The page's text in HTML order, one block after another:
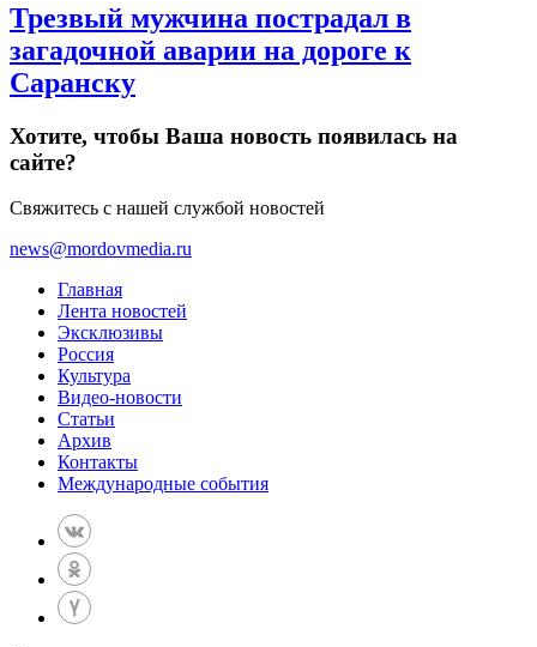
Трезвый мужчина пострадал в
загадочной аварии на дороге к
Саранску
Хотите, чтобы Ваша новость появилась на
сайте?
Свяжитесь с нашей службой новостей
news@mordovmedia.ru
Главная
Лента новостей
Эксклюзивы
Россия
Культура
Видео-новости
Статьи
Архив
Контакты
Международные события